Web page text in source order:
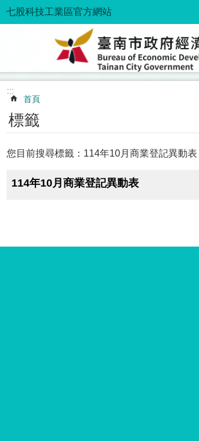
七股科技工業區官方網站
:::
首頁
標籤
您目前搜尋標籤：114年10月商業登記異動表
114年10月商業登記異動表